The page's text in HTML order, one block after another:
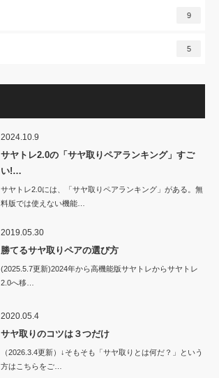
9
5
2024.10.9
サヤトレ2.0の「サヤ取りペアランキング」すご
い!…
サヤトレ2.0には、「サヤ取りペアランキング」がある。無
料版では使えない機能…
2019.05.30
勝てるサヤ取りペアの選び方
(2025.5.7更新)2024年から高機能版サヤトレからサヤトレ
2.0へ移…
2020.05.4
サヤ取りのコツは３つだけ
（2026.3.4更新）↓そもそも「サヤ取りとは何だ？」という
方はこちらをご…